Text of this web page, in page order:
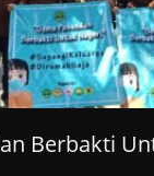
Berbakti